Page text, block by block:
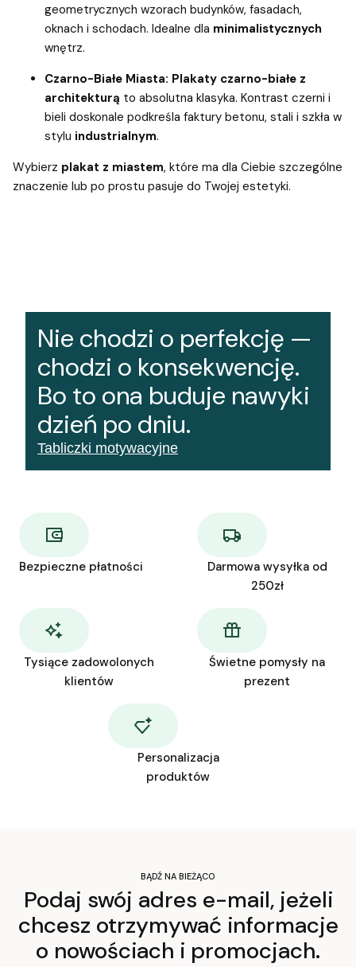
geometrycznych wzorach budynków, fasadach,
oknach i schodach. Idealne dla minimalistycznych
wnętrz.
Czarno-Białe Miasta: Plakaty czarno-białe z
architekturą to absolutna klasyka. Kontrast czerni i
bieli doskonale podkreśla faktury betonu, stali i szkła w
stylu industrialnym.
Wybierz plakat z miastem, które ma dla Ciebie szczególne
znaczenie lub po prostu pasuje do Twojej estetyki.
Nie chodzi o perfekcję —
chodzi o konsekwencję.
Bo to ona buduje nawyki
dzień po dniu.
Tabliczki motywacyjne
Bezpieczne płatności
Darmowa wysyłka od
250zł
Tysiące zadowolonych
klientów
Świetne pomysły na
prezent
Personalizacja
produktów
BĄDŹ NA BIEŻĄCO
Podaj swój adres e-mail, jeżeli
chcesz otrzymywać informacje
o nowościach i promocjach.